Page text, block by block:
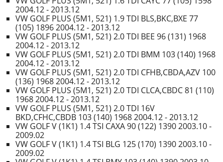
2004.12 - 2013.12
VW GOLF PLUS (5M1, 521) 1.9 TDI BLS,BKC,BXE 77
(105) 1896 2004.12 - 2013.12
VW GOLF PLUS (5M1, 521) 2.0 TDI BEE 96 (131) 1968
2004.12 - 2013.12
VW GOLF PLUS (5M1, 521) 2.0 TDI BMM 103 (140) 1968
2004.12 - 2013.12
VW GOLF PLUS (5M1, 521) 2.0 TDI CFHB,CBDA,AZV 100
(136) 1968 2004.12 - 2013.12
VW GOLF PLUS (5M1, 521) 2.0 TDI CLCA,CBDC 81 (110)
1968 2004.12 - 2013.12
VW GOLF PLUS (5M1, 521) 2.0 TDI 16V
BKD,CFHC,CBDB 103 (140) 1968 2004.12 - 2013.12
VW GOLF V (1K1) 1.4 TSI CAXA 90 (122) 1390 2003.10 -
2009.02
VW GOLF V (1K1) 1.4 TSI BLG 125 (170) 1390 2003.10 -
2009.02